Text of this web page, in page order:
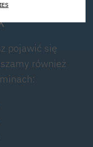
pojawić się
również